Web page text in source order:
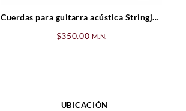
Cuerdas para guitarra acústica Stringjoy
$350.00 M.N.
UBICACIÓN